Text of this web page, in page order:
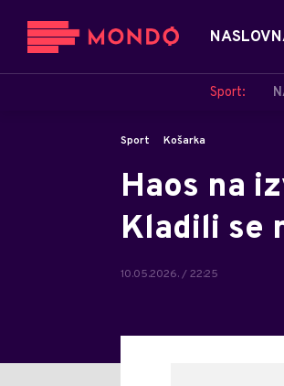
Sport:
Sport Košarka
Haos na
Kladili se
10.05.2026. / 22:25